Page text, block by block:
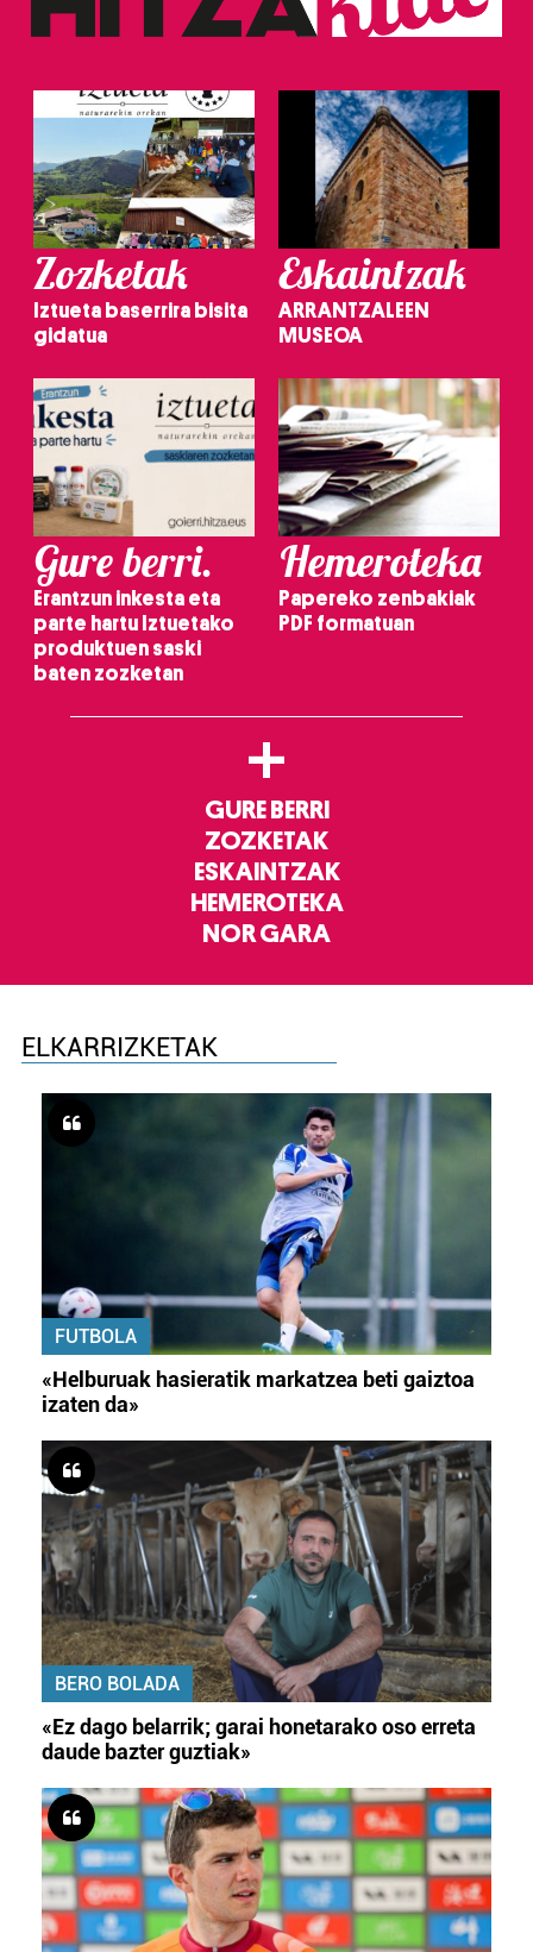
Zozketak
Iztueta baserrira bisita
gidatua
Eskaintzak
ARRANTZALEEN
MUSEOA
Gure berri.
Erantzun inkesta eta
parte hartu Iztuetako
produktuen saski
baten zozketan
Hemeroteka
Papereko zenbakiak
PDF formatuan
+
GURE BERRI
ZOZKETAK
ESKAINTZAK
HEMEROTEKA
NOR GARA
ELKARRIZKETAK
FUTBOLA
«Helburuak hasieratik markatzea beti gaiztoa
izaten da»
BERO BOLADA
«Ez dago belarrik; garai honetarako oso erreta
daude bazter guztiak»